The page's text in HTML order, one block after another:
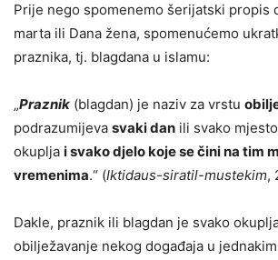
Prije nego spomenemo šerijatski propis
marta ili Dana žena, spomenućemo
praznika, tj. blagdana u islamu:
„Praznik (blagdan) je naziv za vrstu
podrazumijeva svaki dan ili svako
okuplja i svako djelo koje se čini na tim
vremenima.“ (Iktidaus-siratil-mustekim,
Dakle, praznik ili blagdan je svako
obilježavanje nekog događaja u